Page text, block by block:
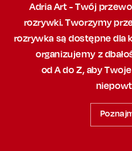
Adria Art - Twój
rozrywki. Tworzymy
rozrywka są dostępne dla
organizujemy z
od A do Z, abyTwoje